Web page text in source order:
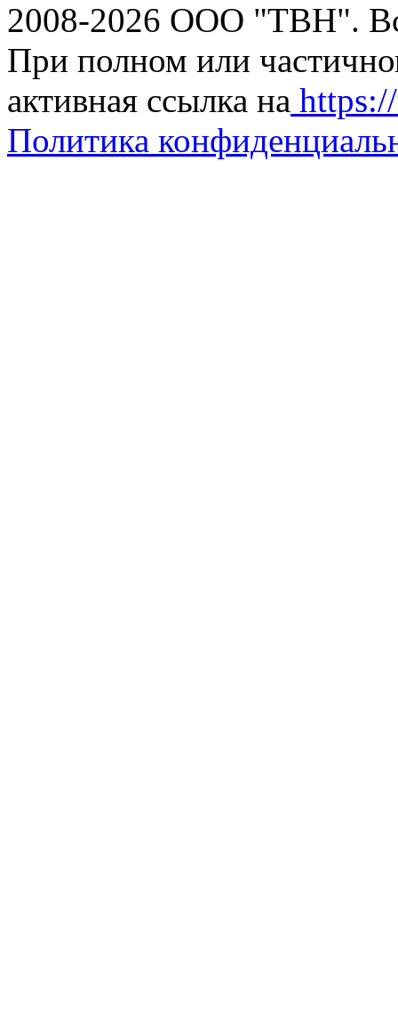
2008-2026 ООО "ТВН".
При полном или
активная ссылка на
Политика